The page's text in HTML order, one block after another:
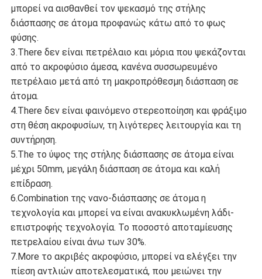
μπορεί να αισθανθεί τον ψεκασμό της στήλης
διάσπασης σε άτομα προφανώς κάτω από το φως
φύσης.
3.There δεν είναι πετρέλαιο και μόρια που ψεκάζονται
από το ακροφύσιο άμεσα, κανένα συσσωρευμένο
πετρέλαιο μετά από τη μακροπρόθεσμη διάσπαση σε
άτομα.
4.There δεν είναι φαινόμενο στερεοποίηση και φράξιμο
στη θέση ακροφυσίων, τη λιγότερες λειτουργία και τη
συντήρηση.
5.The το ύψος της στήλης διάσπασης σε άτομα είναι
μέχρι 50mm, μεγάλη διάσπαση σε άτομα και καλή
επίδραση.
6.Combination της νανο-διάσπασης σε άτομα η
τεχνολογία και μπορεί να είναι ανακυκλωμένη λάδι-
επιστροφής τεχνολογία. Το ποσοστό αποταμίευσης
πετρελαίου είναι άνω των 30%.
7.More το ακριβές ακροφύσιο, μπορεί να ελέγξει την
πίεση αντλιών αποτελεσματικά, που μειώνει την